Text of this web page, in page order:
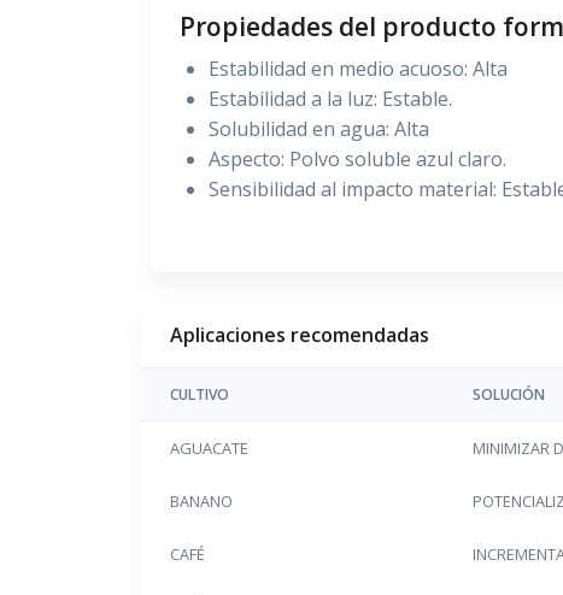
Propiedades del producto
Estabilidad en medio acuoso: Alta
Estabilidad a la luz: Estable.
Solubilidad en agua: Alta
Aspecto: Polvo soluble azul claro.
Sensibilidad al impacto material:
Aplicaciones recomendadas
CULTIVO SOLUCIÓN
AGUACATE MINIMIZAR
BANANO
CAFÉ